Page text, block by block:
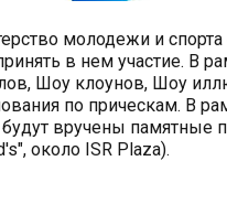
молодежи и
в нем участие. В
Шоу клоунов, Шоу
по прическам. В
вручены памятные
около ISR Plaza).